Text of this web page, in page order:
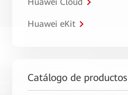
Huawei eKit
Catálogo de productos